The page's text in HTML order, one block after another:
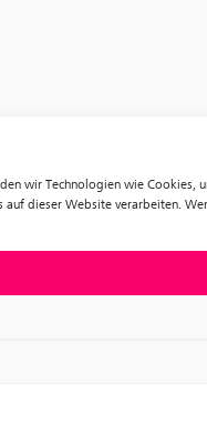
wir Technologien wie
auf dieser Website verarbeiten.